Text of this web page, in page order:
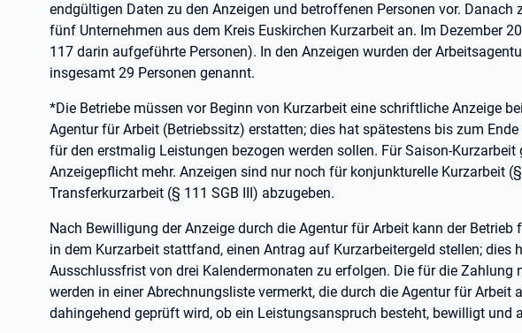
endgültigen Daten zu den Anzeigen und betroffenen Personen vor. Danach
fünf Unternehmen aus dem Kreis Euskirchen Kurzarbeit an. Im Dezember
117 darin aufgeführte Personen). In den Anzeigen wurden der
insgesamt 29 Personen genannt.
*Die Betriebe müssen vor Beginn von Kurzarbeit eine schriftliche Anzeige
Agentur für Arbeit (Betriebssitz) erstatten; dies hat spätestens bis zum
für den erstmalig Leistungen bezogen werden sollen. Für Saison-Kurzarbeit
Anzeigepflicht mehr. Anzeigen sind nur noch für konjunkturelle Kurzarbeit
Transferkurzarbeit (§ 111 SGB III) abzugeben.
Nach Bewilligung der Anzeige durch die Agentur für Arbeit kann der Betrieb
in dem Kurzarbeit stattfand, einen Antrag auf Kurzarbeitergeld stellen; dies
Ausschlussfrist von drei Kalendermonaten zu erfolgen. Die für die Zahlung
werden in einer Abrechnungsliste vermerkt, die durch die Agentur für Arbeit
dahingehend geprüft wird, ob ein Leistungsanspruch besteht, bewilligt und